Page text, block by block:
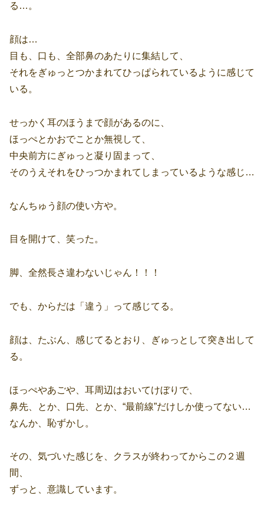
る…。
顔は…
目も、口も、全部鼻のあたりに集結して、
それをぎゅっとつかまれてひっぱられているように感じて
いる。
せっかく耳のほうまで顔があるのに、
ほっぺとかおでことか無視して、
中央前方にぎゅっと凝り固まって、
そのうえそれをひっつかまれてしまっているような感じ…
なんちゅう顔の使い方や。
目を開けて、笑った。
脚、全然長さ違わないじゃん！！！
でも、からだは「違う」って感じてる。
顔は、たぶん、感じてるとおり、ぎゅっとして突き出して
る。
ほっぺやあごや、耳周辺はおいてけぼりで、
鼻先、とか、口先、とか、“最前線”だけしか使ってない…
なんか、恥ずかし。
その、気づいた感じを、クラスが終わってからこの２週
間、
ずっと、意識しています。